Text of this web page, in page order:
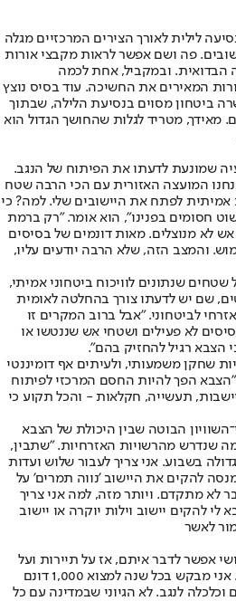
לילית לאורך הצירים המרכזיים מגלה
פה ושם אפשר לראות מקבצי אורות
הבדואית. ובמקביל, אחת לכמה
המאירים את החשיכה. עוד בסיס נוצץ
ביטחון מסוים בנסיעת הלילה, שבתוך
מאידך, מטריד לגלות שהחושך הגדול הוא
שמונעת לדעתו את הפיתוח של הנגב.
המועצה האזורית עם הכי הרבה שטח
אמיתית לפתח את היישובים שלי. למה? כי
חסומים בפנינו", הוא אומר. "רק ברמת
שטחי אש לא מנוצלים. מאות דונמים של בסיסים
והמצב הזה, שלא הרבה יודעים עליו,
שנתונים לוויכוח ביטחוני אמיתי,
שם יש לדעתו צורך בהחלטה לאומית
לביטחוני. "אבל ברוב המקרים זו
לא פעילים ושטחי אש שננטשו או
הצבא רגיל להחזיק בהם".
שחקן משמעותי, ולעיתים אף דומיננטי
"הצבא הפך להיות החסם המרכזי לפיתוח
תעשייה, חקלאות - והכל תקוע כי
הבוטה שבין היכולת של הצבא
מה שנדרש מהרשויות האזרחיות. "שתבין,
בשבוע. אני צריך לעבור שלוש ועדות
להקים את היישוב 'נווה תמרים' על
דבר לא מתקדם. ויותר מזה, למה אני צריך
להקים יישוב וילות יוקרה או יישוב
לאשר
אפשר לדבר איתם, אז על תיירות ועל
מיזמים תרבותיים אין מה לדבר. אני מבקש בכל שנה למצוא 1,000 דונם
לנגב. לא הגיוני שבמדינה עם כל